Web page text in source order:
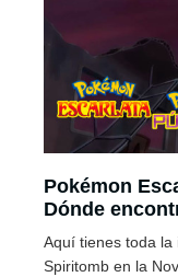
Pokémon
Dónde
Aquí tienes toda la
Spiritomb en la